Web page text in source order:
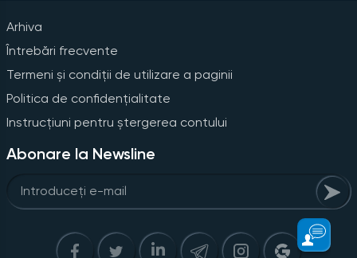
Arhiva
Întrebări frecvente
Termeni și condiții de utilizare a paginii
Politica de confidențialitate
Instrucțiuni pentru ștergerea contului
Abonare la Newsline